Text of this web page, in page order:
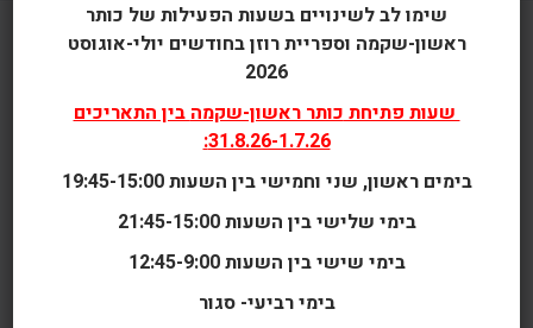
הצטרפות לכותר ראשון
תנאים נגישות
פרטים אישיים
שימו לב לשינויים בשעות הפעילות של כותר
ראשון-שקמה וספריית רוזן בחודשים יולי-אוגוסט
2026
שעות פתיחתכותר ראשון-שקמהבין התאריכים
31.8.26-1.7.26:
בימים ראשון, שני וחמישי בין השעות 19:45-15:00
בימי שלישי בין השעות 21:45-15:00
בימי שישי בין השעות 12:45-9:00
בימי רביעי- סגור